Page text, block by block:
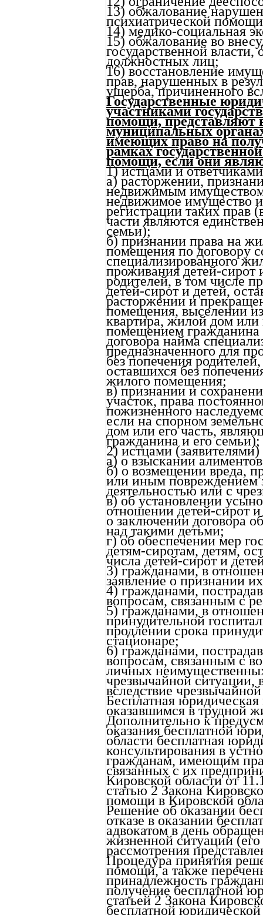
13) обжалование
психиатрической
14) медико-социальная
15) обжалование во
государственной
должностных лиц;
16) восстановление
прав, нарушенных в
ущерба, причиненного
Государственные
участниками
помощи, представляют
муниципальных
имеющих право на
рамках
помощи, если они
1) истцами и
а) расторжении,
недвижимым
недвижимое имущество и
регистрации таких прав
части являются
семьи);
б) признании права на
помещения по договору
специализированного
проживания детей-сирот
родителей, в том числе
детей-сирот и детей,
расторжении и
помещения, выселении
квартира, жилой дом
помещением гражданина
договора найма
предназначенного для
без попечения
оставшихся без
жилого помещения;
в) признании и
участок, права
пожизненного
если на спорном
дом или его часть,
гражданина и его семьи);
2) истцами
а) о взыскании
б) о возмещении вреда,
или иным повреждением
деятельностью или с
в) об установлении
отношении детей-сирот
о заключении договора
над такими детьми;
г) об обеспечении мер
детям-сиротам, детям,
числа детей-сирот и
3) гражданами, в
заявление о признании
4) гражданами,
вопросам, связанным с
5) гражданами, в
принудительной
продлении срока
стационаре;
6) гражданами,
вопросам, связанным с
личных
чрезвычайной
вследствие
Бесплатная
оказавшимся в трудной
Дополнительно к
оказания бесплатной
области бесплатная
консультирования в
гражданам, имеющим
связанных с их
Кировской области от
статью 2 Закона
помощи в Кировской
Решение об оказании
отказе в оказании
адвокатом в день
жизненной ситуации (его
рассмотрения
Процедура принятия
помощи, а также
принадлежность
получение бесплатной
статьей 2 Закона
бесплатной